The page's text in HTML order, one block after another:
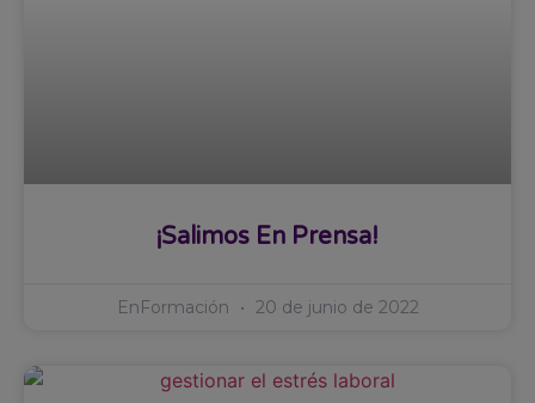
¡Salimos En Prensa!
EnFormación 20 de junio de 2022